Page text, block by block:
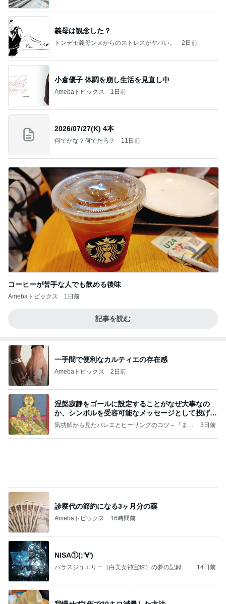
義母は観念した？
トンデモ義母ンヌからのストレスがヤバい。 2日前
小倉優子 体調を崩し生活を見直し中
Amebaトピックス 1日前
2026/07/27(K) 4本
何でかな？何でだろ？ 11日前
コーヒーが苦手な人でも飲める後味
Amebaトピックス 1日前
記事を読む
一手間で便利なカルティエの存在感
Amebaトピックス 2日前
涅槃寂静をゴールに設定することがなぜ大事なの
か、シンボルを受容可能なメッセージとして投げる
ことが
気功師から見たバレエとヒーリングのコツ～「まと
3日前
診察代の節約になる3ヶ月分の薬
Amebaトピックス 16時間前
NISA①(;'∀')
パラスジュエリー（白美女神宝珠）の夢の記録
14日前